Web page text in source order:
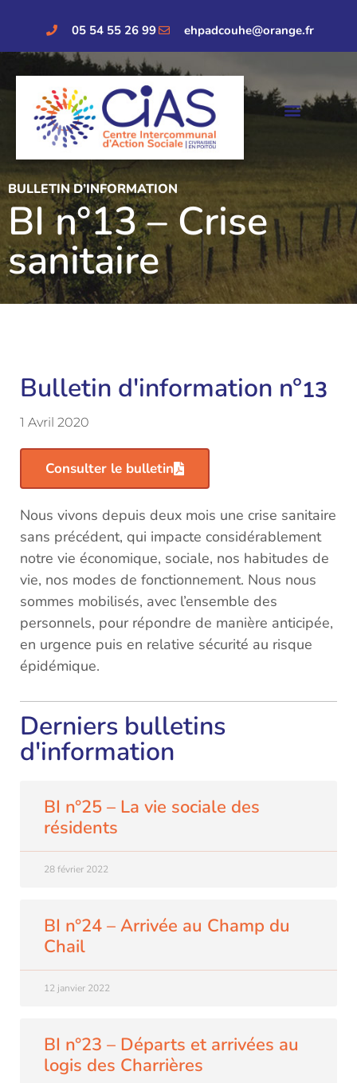
05 54 55 26 99 ehpadcouhe@orange.fr
BULLETIN D’INFORMATION
BI n°13 – Crise
sanitaire
Bulletin d'information n°13
1 Avril 2020
Consulter le bulletin
Nous vivons depuis deux mois une crise sanitaire
sans précédent, qui impacte considérablement
notre vie économique, sociale, nos habitudes de
vie, nos modes de fonctionnement. Nous nous
sommes mobilisés, avec l’ensemble des
personnels, pour répondre de manière anticipée,
en urgence puis en relative sécurité au risque
épidémique.
Derniers bulletins
d'information
BI n°25 – La vie sociale des
résidents
28 février 2022
BI n°24 – Arrivée au Champ du
Chail
12 janvier 2022
BI n°23 – Départs et arrivées au
logis des Charrières